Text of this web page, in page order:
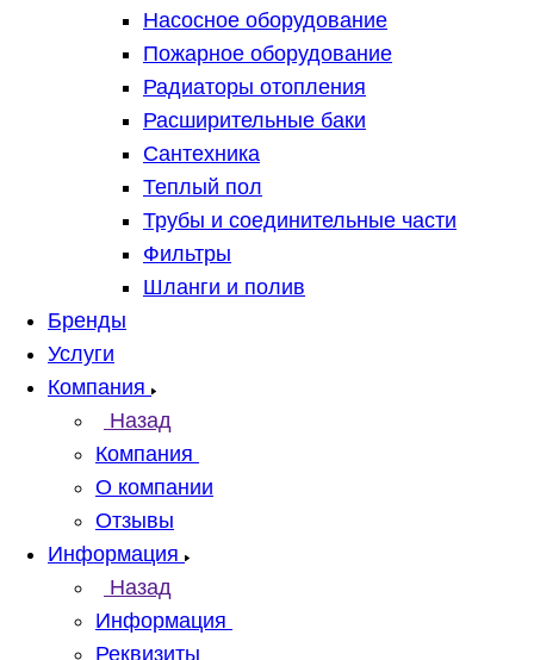
Насосное оборудование
Пожарное оборудование
Радиаторы отопления
Расширительные баки
Сантехника
Теплый пол
Трубы и соединительные части
Фильтры
Шланги и полив
Бренды
Услуги
Компания
Назад
Компания
О компании
Отзывы
Информация
Назад
Информация
Реквизиты